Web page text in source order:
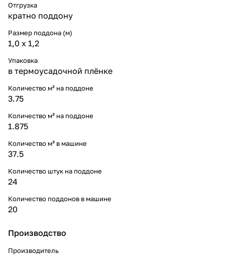
Отгрузка
кратно поддону
Размер поддона (м)
1,0 х 1,2
Упаковка
в термоусадочной плёнке
Количество м² на поддоне
3.75
Количество м³ на поддоне
1.875
Количество м³ в машине
37.5
Количество штук на поддоне
24
Количество поддонов в машине
20
Производство
Производитель